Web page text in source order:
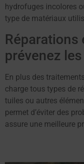
hydrofuges incolores
type de matériaux
Réparations
prévenez
En plus des
charge tous types de
tuiles ou autres
permet d’éviter des
assure une meilleure